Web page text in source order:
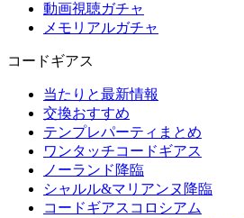
動画視聴ガチャ
メモリアルガチャ
コードギアス
当たりと最新情報
交換おすすめ
テンプレパーティまとめ
ワンタッチコードギアス
ノーランド降臨
シャルル&マリアンヌ降臨
コードギアスコロシアム